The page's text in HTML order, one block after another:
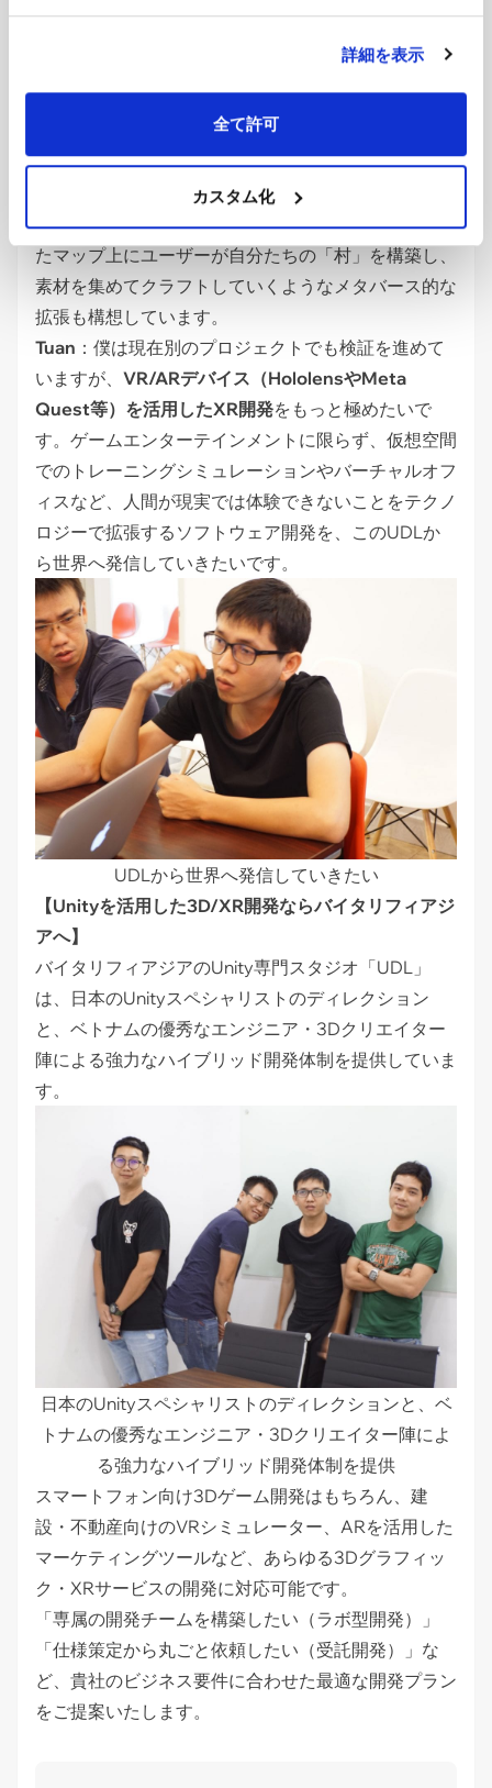
詳細を表示
全て許可
カスタム化
：Dungeon Dashの次のアップデート（v2.0）で
のマップに重ねてモンスターを捕まえたりバトルさせ
たりする「位置情報ゲーム」の要素を組み込む予定で
永岡：さらにその先（v3.0）では、現実世界に重ね
たマップ上にユーザーが自分たちの「村」を構築し、
素材を集めてクラフトしていくようなメタバース的な
拡張も構想しています。
Tuan ：僕は現在別のプロジェクトでも検証を進めて
いますが、 VR/ARデバイス（HololensやMeta
Quest等）を活用したXR開発をもっと極めたいで
す。ゲームエンターテインメントに限らず、仮想空間
でのトレーニングシミュレーションやバーチャルオフ
ィスなど、人間が現実では体験できないことをテクノ
ロジーで拡張するソフトウェア開発を、このUDLか
ら世界へ発信していきたいです。
UDLから世界へ発信していきたい
【Unityを活用した3D/XR開発ならバイタリフィアジ
アへ】
バイタリフィアジアのUnity専門スタジオ「UDL」
は、日本のUnityスペシャリストのディレクション
と、ベトナムの優秀なエンジニア・3Dクリエイター
陣による強力なハイブリッド開発体制を提供していま
す。
日本のUnityスペシャリストのディレクションと、ベ
トナムの優秀なエンジニア・3Dクリエイター陣によ
る強力なハイブリッド開発体制を提供
スマートフォン向け3Dゲーム開発はもちろん、建
設・不動産向けのVRシミュレーター、ARを活用した
マーケティングツールなど、あらゆる3Dグラフィッ
ク・XRサービスの開発に対応可能です。
「専属の開発チームを構築したい（ラボ型開発）」
「仕様策定から丸ごと依頼したい（受託開発）」な
ど、貴社のビジネス要件に合わせた最適な開発プラン
をご提案いたします。